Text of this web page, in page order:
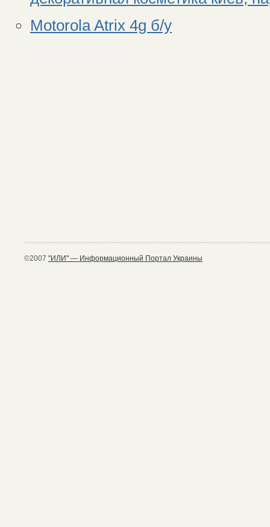
Motorola Atrix 4g б/у
©2007 "ИЛИ" — Информационный Портал Украины